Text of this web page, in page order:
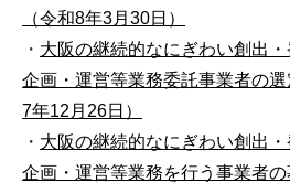
（令和8年3月30日）
・ 大阪の継続的なにぎわい創出
企画・運営等業務委託事業者の
7年12月26日）
・ 大阪の継続的なにぎわい創出
企画・運営等業務を行う事業者